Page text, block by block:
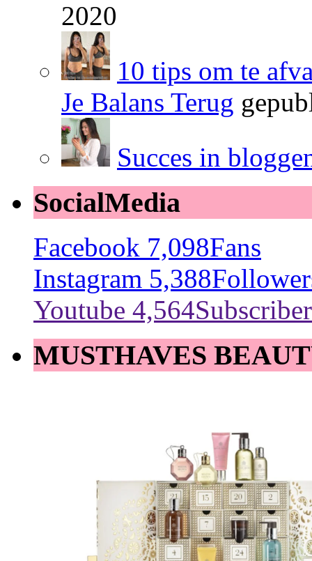
2020
10 tips om te
Je Balans Terug
Succes in
SocialMedia
Facebook 7,098Fans
Instagram 5,388
Youtube 4,564Subscriber
MUSTHAVES